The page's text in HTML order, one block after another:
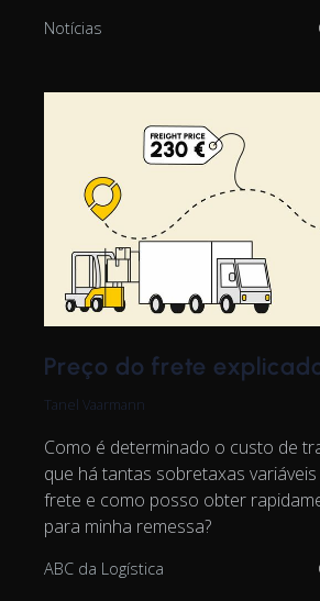
Notícias
Preço do frete
Tanel Vaarmann
Como é determinado o custo de
que há tantas sobretaxas
frete e como posso obter
para minha remessa?
ABC da Logística